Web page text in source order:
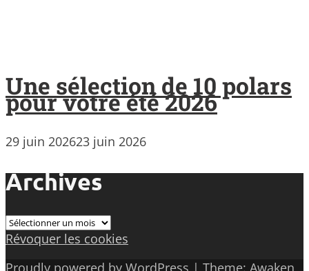
Une sélection de 10 polars
pour votre été 2026
29 juin 202623 juin 2026
Archives
Archives
Révoquer les cookies
Proudly powered by WordPress | Theme: Awaken